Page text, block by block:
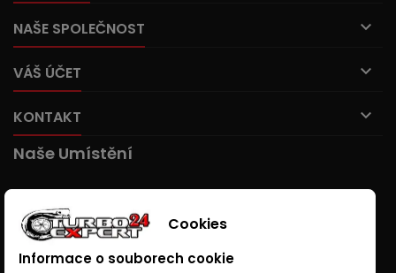
NAŠE SPOLEČNOST 
VÁŠ ÚČET 
KONTAKT 
Naše Umístění
Cookies
Informace o souborech cookie